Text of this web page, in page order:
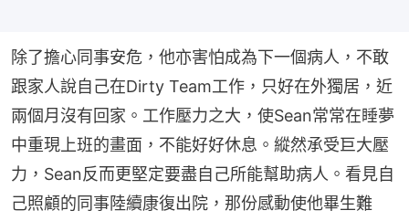
除了擔心同事安危，他亦害怕成為下一個病人，不敢
跟家人說自己在Dirty Team工作，只好在外獨居，近
兩個月沒有回家。工作壓力之大，使Sean常常在睡夢
中重現上班的畫面，不能好好休息。縱然承受巨大壓
力，Sean反而更堅定要盡自己所能幫助病人。看見自
己照顧的同事陸續康復出院，那份感動使他畢生難